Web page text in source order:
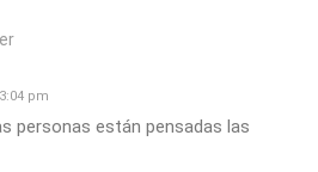
pm
personas están pensadas las